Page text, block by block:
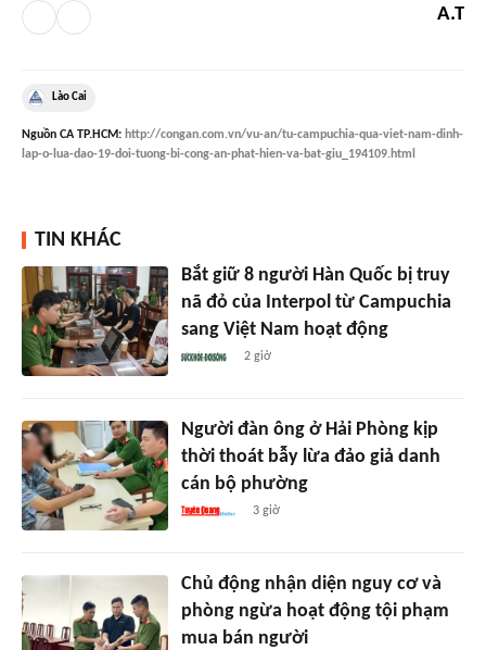
A.T
Lào Cai
Nguồn CA TP.HCM: http://congan.com.vn/vu-an/tu-campuchia-qua-viet-nam-dinh-
lap-o-lua-dao-19-doi-tuong-bi-cong-an-phat-hien-va-bat-giu_194109.html
TIN KHÁC
Bắt giữ 8 người Hàn Quốc bị truy
nã đỏ của Interpol từ Campuchia
sang Việt Nam hoạt động
2 giờ
Người đàn ông ở Hải Phòng kịp
thời thoát bẫy lừa đảo giả danh
cán bộ phường
3 giờ
Chủ động nhận diện nguy cơ và
phòng ngừa hoạt động tội phạm
mua bán người